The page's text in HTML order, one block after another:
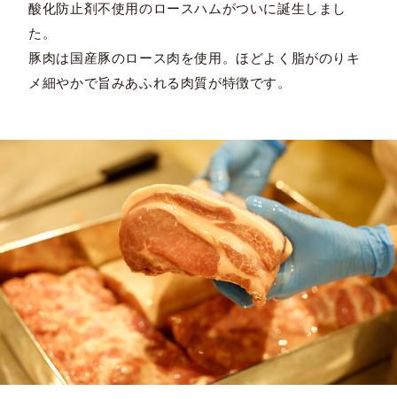
酸化防止剤不使用のロースハムがついに誕生しまし
た。
豚肉は国産豚のロース肉を使用。ほどよく脂がのりキ
メ細やかで旨みあふれる肉質が特徴です。